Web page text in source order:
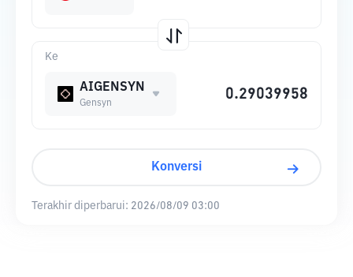
Ke
AIGENSYN
Gensyn
Konversi
Terakhir diperbarui: 2026/08/09 03:00